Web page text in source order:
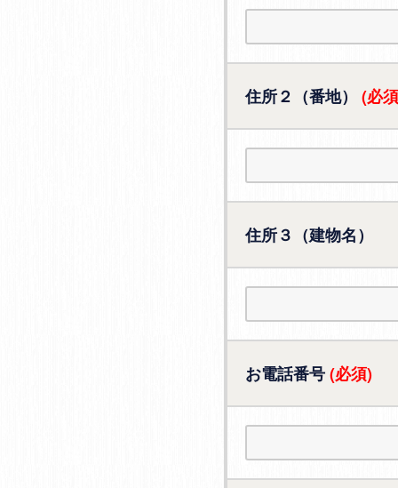
住所２（番地） (必
住所３（建物名）
お電話番号(必須)